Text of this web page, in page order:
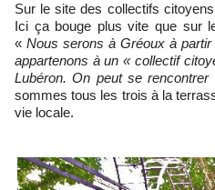
Sur le site des collectifs
Ici ça bouge plus vite que sur
« Nous serons à Gréoux à
appartenons à un « collectif
Lubéron. On peut se rencontrer
sommes tous les trois à la
vie locale.